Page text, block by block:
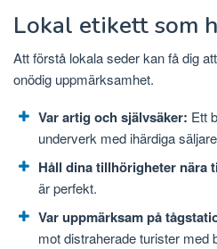
Lokal etikett som
Att förstå lokala seder kan få dig
onödig uppmärksamhet.
Var artig och självsäker: Ett
underverk med ihärdiga
Håll dina tillhörigheter nära
är perfekt.
Var uppmärksam på
mot distraherade turister med